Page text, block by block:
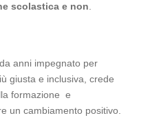
scolastica e non
anni impegnato per
giusta e inclusiva, crede
formazione e
un cambiamento positivo.